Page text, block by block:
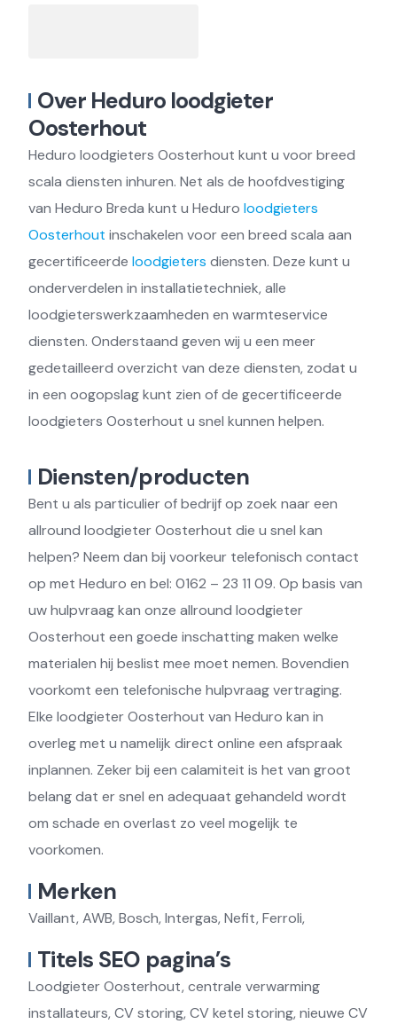
Over Heduro loodgieter
Oosterhout
Heduro loodgieters Oosterhout kunt u voor breed
scala diensten inhuren. Net als de hoofdvestiging
van Heduro Breda kunt u Heduro loodgieters
Oosterhout inschakelen voor een breed scala aan
gecertificeerde loodgieters diensten. Deze kunt u
onderverdelen in installatietechniek, alle
loodgieterswerkzaamheden en warmteservice
diensten. Onderstaand geven wij u een meer
gedetailleerd overzicht van deze diensten, zodat u
in een oogopslag kunt zien of de gecertificeerde
loodgieters Oosterhout u snel kunnen helpen.
Diensten/producten
Bent u als particulier of bedrijf op zoek naar een
allround loodgieter Oosterhout die u snel kan
helpen? Neem dan bij voorkeur telefonisch contact
op met Heduro en bel: 0162 – 23 11 09. Op basis van
uw hulpvraag kan onze allround loodgieter
Oosterhout een goede inschatting maken welke
materialen hij beslist mee moet nemen. Bovendien
voorkomt een telefonische hulpvraag vertraging.
Elke loodgieter Oosterhout van Heduro kan in
overleg met u namelijk direct online een afspraak
inplannen. Zeker bij een calamiteit is het van groot
belang dat er snel en adequaat gehandeld wordt
om schade en overlast zo veel mogelijk te
voorkomen.
Merken
Vaillant, AWB, Bosch, Intergas, Nefit, Ferroli,
Titels SEO pagina’s
Loodgieter Oosterhout, centrale verwarming
installateurs, CV storing, CV ketel storing, nieuwe CV